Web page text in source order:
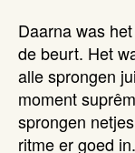
Daarna was
de beurt. Het
alle sprongen
moment
sprongen
ritme er goed